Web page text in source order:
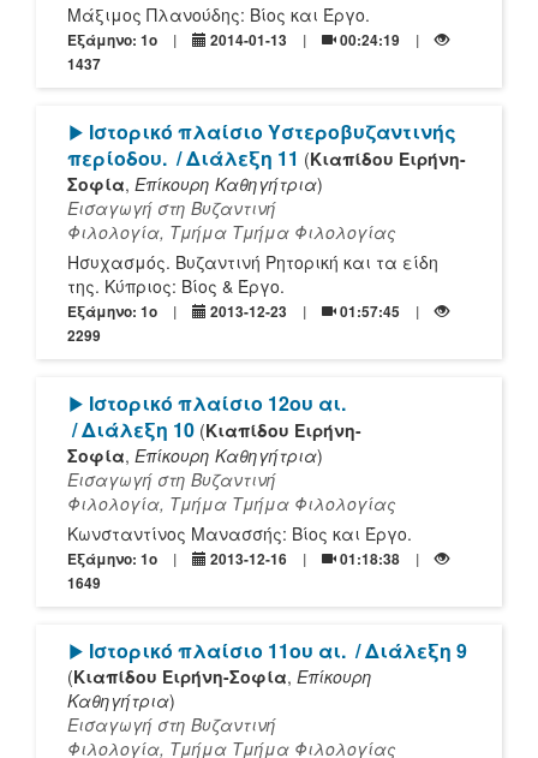
Μάξιμος Πλανούδης: Βίος και Έργο.
Εξάμηνο: 1o 2014-01-13
00:24:19
1437
[Play]
Ιστορικό πλαίσιο Υστεροβυζαντινής
περίοδου. / Διάλεξη 11 (Κιαπίδου Ειρήνη-
Σοφία, Επίκουρη Καθηγήτρια)
Εισαγωγή στη Βυζαντινή
Φιλολογία, Τμήμα Τμήμα Φιλολογίας
Ησυχασμός. Bυζαντινή Ρητορική και τα είδη
της. Κύπριος: Βίος & Έργο.
Εξάμηνο: 1o 2013-12-23
01:57:45
2299
[Play]
Ιστορικό πλαίσιο 12ου αι.
/ Διάλεξη 10 (Κιαπίδου Ειρήνη-
Σοφία, Επίκουρη Καθηγήτρια)
Εισαγωγή στη Βυζαντινή
Φιλολογία, Τμήμα Τμήμα Φιλολογίας
Κωνσταντίνος Μανασσής: Βίος και Έργο.
Εξάμηνο: 1o 2013-12-16
01:18:38
1649
[Play]
Ιστορικό πλαίσιο 11ου αι. / Διάλεξη 9
(Κιαπίδου Ειρήνη-Σοφία, Επίκουρη
Καθηγήτρια)
Εισαγωγή στη Βυζαντινή
Φιλολογία, Τμήμα Τμήμα Φιλολογίας